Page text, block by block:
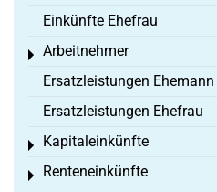
Einkünfte Ehefrau
Arbeitnehmer
Toggle menu
Ersatzleistungen Ehemann
Ersatzleistungen Ehefrau
Kapitaleinkünfte
Toggle menu
Renteneinkünfte
Toggle menu